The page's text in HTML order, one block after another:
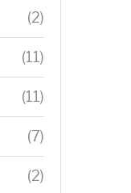
(2)
(11)
(11)
(7)
(2)